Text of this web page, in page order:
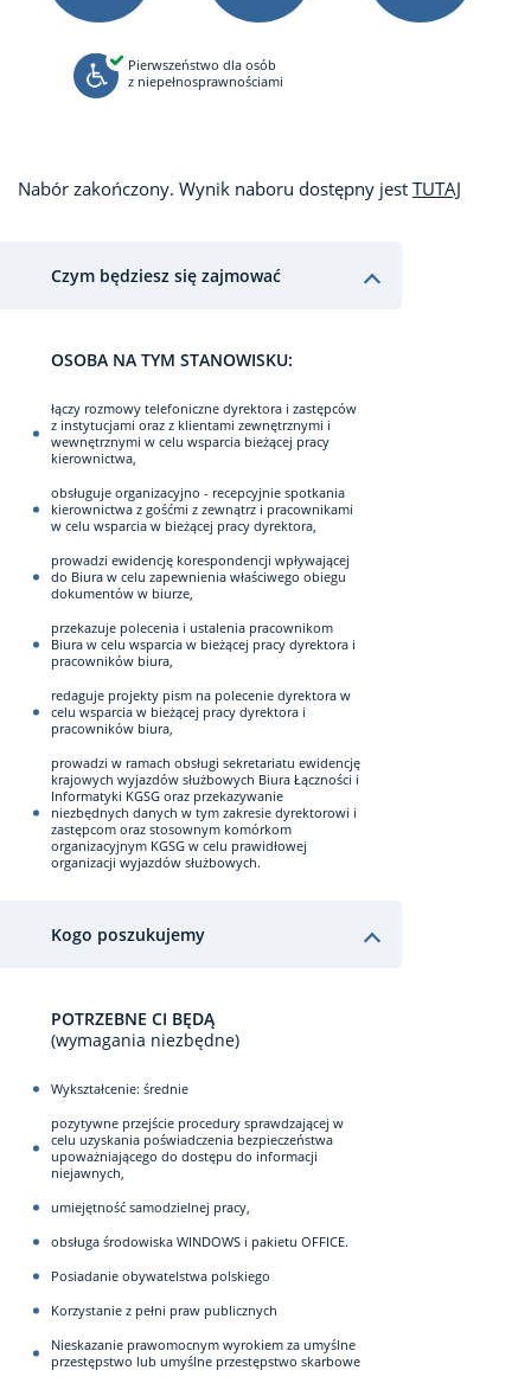
Pierwszeństwo dla osób
z niepełnosprawnościami
Nabór zakończony. Wynik naboru dostępny jest TUTAJ
Czym będziesz się zajmować
OSOBA NA TYM STANOWISKU:
łączy rozmowy telefoniczne dyrektora i zastępców
z instytucjami oraz z klientami zewnętrznymi i
wewnętrznymi w celu wsparcia bieżącej pracy
kierownictwa,
obsługuje organizacyjno - recepcyjnie spotkania
kierownictwa z gośćmi z zewnątrz i pracownikami
w celu wsparcia w bieżącej pracy dyrektora,
prowadzi ewidencję korespondencji wpływającej
do Biura w celu zapewnienia właściwego obiegu
dokumentów w biurze,
przekazuje polecenia i ustalenia pracownikom
Biura w celu wsparcia w bieżącej pracy dyrektora i
pracowników biura,
redaguje projekty pism na polecenie dyrektora w
celu wsparcia w bieżącej pracy dyrektora i
pracowników biura,
prowadzi w ramach obsługi sekretariatu ewidencję
krajowych wyjazdów służbowych Biura Łączności i
Informatyki KGSG oraz przekazywanie
niezbędnych danych w tym zakresie dyrektorowi i
zastępcom oraz stosownym komórkom
organizacyjnym KGSG w celu prawidłowej
organizacji wyjazdów służbowych.
Kogo poszukujemy
POTRZEBNE CI BĘDĄ
(wymagania niezbędne)
Wykształcenie: średnie
pozytywne przejście procedury sprawdzającej w
celu uzyskania poświadczenia bezpieczeństwa
upoważniającego do dostępu do informacji
niejawnych,
umiejętność samodzielnej pracy,
obsługa środowiska WINDOWS i pakietu OFFICE.
Posiadanie obywatelstwa polskiego
Korzystanie z pełni praw publicznych
Nieskazanie prawomocnym wyrokiem za umyślne
przestępstwo lub umyślne przestępstwo skarbowe